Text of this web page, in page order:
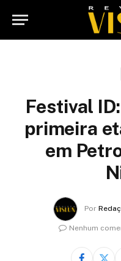
Festival
primeira
em
Por
Nenhum